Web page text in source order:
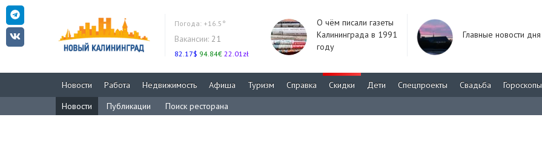
Погода: +16.5°
Вакансии: 21
82.17$ 94.84€ 22.01zł
О чём писали газеты
Калининграда в 1991
году
Главные новости дня
Новости Работа Недвижимость Афиша Туризм Справка Скидки Дети Спецпроекты Свадьба
Гороскопы
Новости
Публикации Поиск ресторана